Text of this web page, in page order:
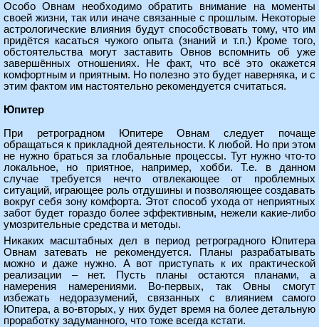
Особо Овнам необходимо обратить внимание на моменты
своей жизни, так или иначе связанные с прошлым. Некоторые
астрологические влияния будут способствовать тому, что им
придётся касаться чужого опыта (знаний и т.п.) Кроме того,
обстоятельства могут заставить Овнов вспомнить об уже
завершённых отношениях. Не факт, что всё это окажется
комфортным и приятным. Но полезно это будет наверняка, и с
этим фактом им настоятельно рекомендуется считаться.
Юпитер
При ретроградном Юпитере Овнам следует почаще
обращаться к прикладной деятельности. К любой. Но при этом
не нужно браться за глобальные процессы. Тут нужно что-то
локальное, но приятное, например, хобби. Т.е. в данном
случае требуется нечто отвлекающее от проблемных
ситуаций, играющее роль отдушины и позволяющее создавать
вокруг себя зону комфорта. Этот способ ухода от неприятных
забот будет гораздо более эффективным, нежели какие-либо
умозрительные средства и методы.
Никаких масштабных дел в период ретроградного Юпитера
Овнам затевать не рекомендуется. Планы разрабатывать
можно и даже нужно. А вот приступать к их практической
реализации – нет. Пусть планы остаются планами, а
намерения намерениями. Во-первых, так Овны смогут
избежать недоразумений, связанных с влиянием самого
Юпитера, а во-вторых, у них будет время на более детальную
проработку задуманного, что тоже всегда кстати.